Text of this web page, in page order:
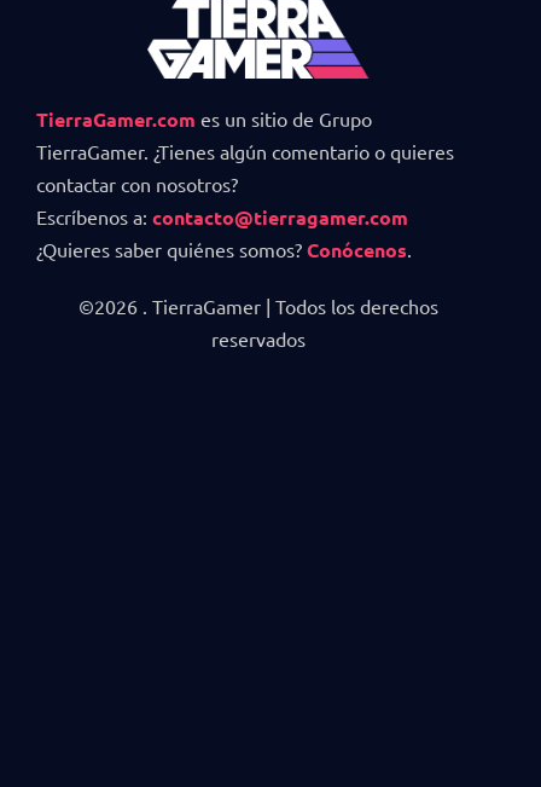
TierraGamer.com es un sitio de Grupo
TierraGamer. ¿Tienes algún comentario o quieres
contactar con nosotros?
Escríbenos a: contacto@tierragamer.com
¿Quieres saber quiénes somos? Conócenos.
©2026 . TierraGamer | Todos los derechos
reservados